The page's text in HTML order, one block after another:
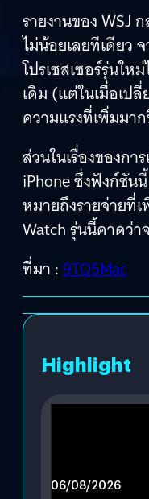
รายงานของ WSJ
ไม่น้อยเลยทีเดียว
โปรเซสเซอร์รุ่นใ
เดิม (แต่ในเมื่อเป
ความแรงที่เพิ่มมา
ส่วนในเรื่องของก
iPhone ซึ่งฟังก์ชัน
หมายถึงรายจ่ายที่
Watch รุ่นนี้คาดว่า
ที่มา :9TO5Mac
Highlight
06/08/2026